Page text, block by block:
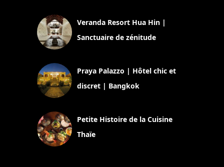
Veranda Resort Hua Hin |
Sanctuaire de zénitude
Praya Palazzo | Hôtel chic et
discret | Bangkok
Petite Histoire de la Cuisine
Thaïe